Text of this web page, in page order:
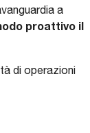
a
proattivo il
di operazioni